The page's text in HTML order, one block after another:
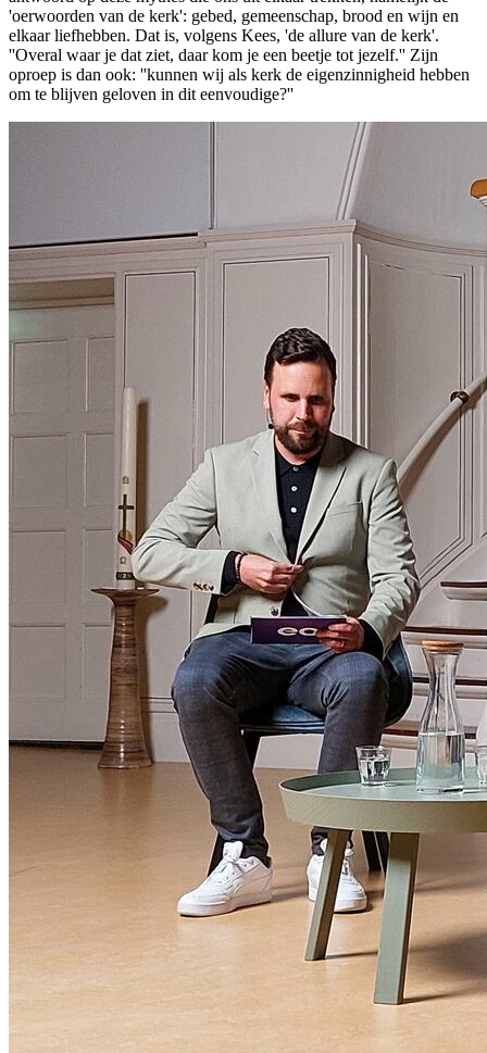
'oerwoorden van de kerk': gebed, gemeenschap, brood en wijn en
elkaar liefhebben. Dat is, volgens Kees, 'de allure van de kerk'.
''Overal waar je dat ziet, daar kom je een beetje tot jezelf.'' Zijn
oproep is dan ook: ''kunnen wij als kerk de eigenzinnigheid hebben
om te blijven geloven in dit eenvoudige?''